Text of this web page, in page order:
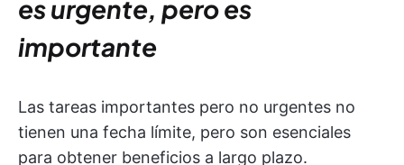
es urgente, pero es
importante
Las tareas importantes pero no urgentes no
tienen una fecha límite, pero son esenciales
para obtener beneficios a largo plazo.